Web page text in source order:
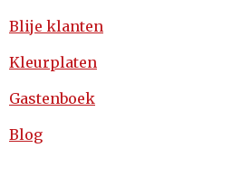
Blije klanten
Kleurplaten
Gastenboek
Blog